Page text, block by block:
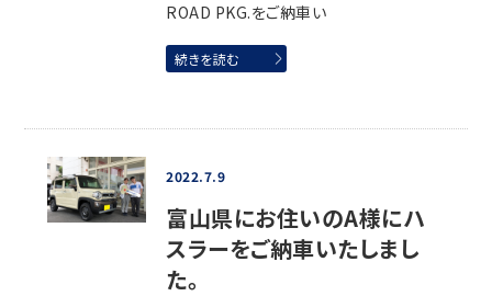
ROAD PKG.をご納車い
続きを読む
2022.7.9
富山県にお住いのA様にハ
スラーをご納車いたしまし
た。